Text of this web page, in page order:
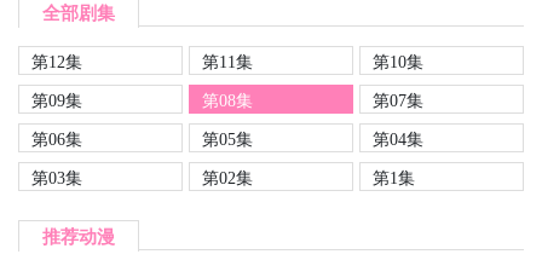
全部剧集
第12集 第11集
第10集
第09集
第08集
第07集
第06集
第05集
第04集
第03集
第02集 第1集
推荐动漫